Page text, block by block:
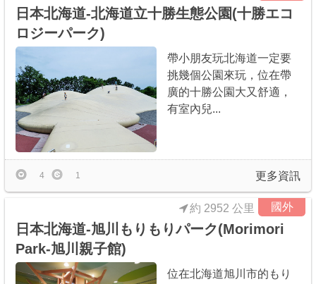
日本北海道-北海道立十勝生態公園(十勝エコ
ロジーパーク)
帶小朋友玩北海道一定要
挑幾個公園來玩，位在帶
廣的十勝公園大又舒適，
有室內兒...
更多資訊
4 1
國外
約 2952 公里
日本北海道-旭川もりもりパーク(Morimori
Park-旭川親子館)
位在北海道旭川市的もり